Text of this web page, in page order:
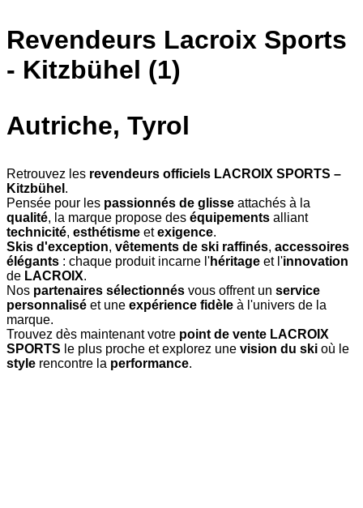
Revendeurs Lacroix Sports
- Kitzbühel (1)
Autriche, Tyrol
Retrouvez les revendeurs officiels LACROIX SPORTS –
Kitzbühel .
Pensée pour les passionnés de glisse attachés à la
qualité, la marque propose des équipements alliant
technicité, esthétisme etexigence.
Skis d'exception, vêtements de ski raffinés, accessoires
élégants : chaque produit incarne l'héritage et l'innovation
de LACROIX.
Nos partenaires sélectionnés vous offrent un service
personnalisé et une expérience fidèle à l'univers de la
marque.
Trouvez dès maintenant votre point de vente LACROIX
SPORTS le plus proche et explorez une vision du ski où le
style rencontre la performance.